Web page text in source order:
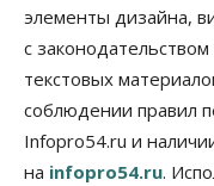
Бизнес
В аэропорту
бетонированию
07 Августа 2026, 17:00
Бизнес
дома по
элементы дизайна,
с
текстовых
соблюдении правил
Infopro54.ru и
на infopro54.ru.